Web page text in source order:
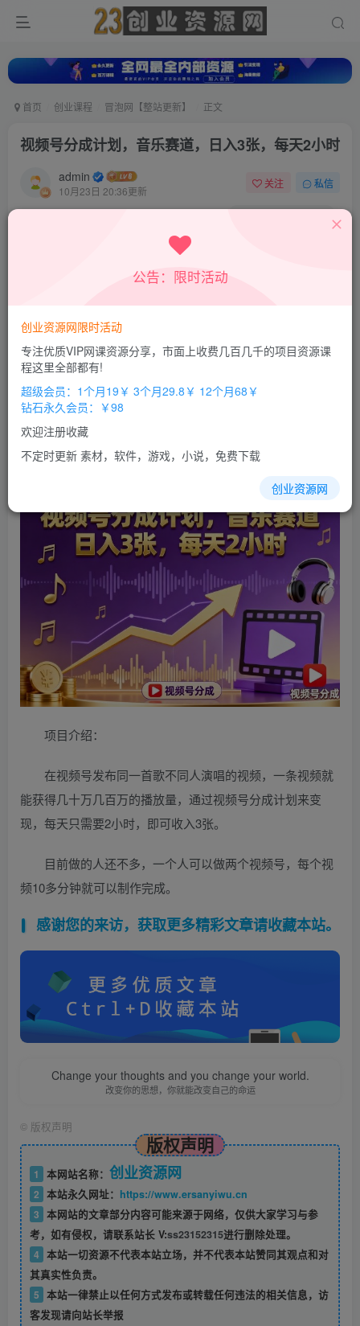
首页 创业课程 冒泡网【整站更新】 正文
视频号分成计划，音乐赛道，日入3张，每天2小时
admin
10月23日 20:36更新
关注 私信
0 714 390
此内容为付费资源，请付费后查看
9.9
超级会员 免费 钻石会员 免费
您当前未登录！建议登陆后购买，办理会员包月更省钱，可保存购
项目介绍：
在视频号发布同一首歌不同人演唱的视频，一条视频就
能获得几十万几百万的播放量，通过视频号分成计划来变
现，每天只需要2小时，即可收入3张。
目前做的人还不多，一个人可以做两个视频号，每个视
频10多分钟就可以制作完成。
感谢您的来访，获取更多精彩文章请收藏本站。
Change your thoughts and you change your world.
改变你的思想，你就能改变自己的命运
© 版权声明
版权声明
1 本网站名称： 创业资源网
2 本站永久网址： https://www.ersanyiwu.cn
3 本网站的文章部分内容可能来源于网络，仅供大家学习与参
考，如有侵权，请联系站长 V:ss23152315进行删除处理。
4 本站一切资源不代表本站立场，并不代表本站赞同其观点和对
其真实性负责。
5 本站一律禁止以任何方式发布或转载任何违法的相关信息，访
客发现请向站长举报
公告：限时活动
创业资源网限时活动
专注优质VIP网课资源分享，市面上收费几百几千的项目资源课
程这里全部都有!
超级会员：1个月19￥ 3个月29.8￥ 12个月68￥
钻石永久会员：￥98
欢迎注册收藏
不定时更新 素材，软件，游戏，小说，免费下载
创业资源网